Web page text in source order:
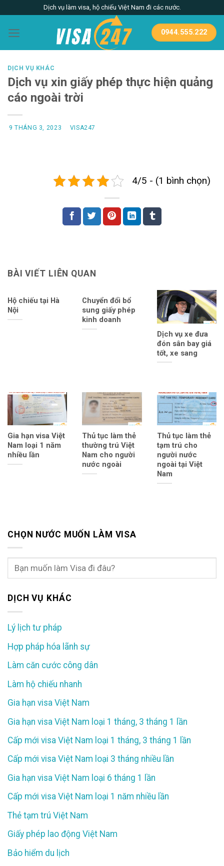
content
Dịch vụ làm visa, hộ chiếu Việt Nam đi các nước.
0944.555.222
DỊCH VỤ KHÁC
Dịch vụ xin giấy phép thực hiện quảng
cáo ngoài trời
9 THÁNG 3, 2023 VISA247
4/5 - (1 bình chọn)
BÀI VIẾT LIÊN QUAN
Hộ chiếu tại Hà
Nội
Chuyển đổi bổ
sung giấy phép
kinh doanh
Dịch vụ xe đưa
đón sân bay giá
tốt, xe sang
Gia hạn visa Việt
Nam loại 1 năm
nhiều lần
Thủ tục làm thẻ
thường trú Việt
Nam cho người
nước ngoài
Thủ tục làm thẻ
tạm trú cho
người nước
ngoài tại Việt
Nam
CHỌN NƯỚC MUỐN LÀM VISA
DỊCH VỤ KHÁC
Lý lịch tư pháp
Hợp pháp hóa lãnh sự
Làm căn cước công dân
Làm hộ chiếu nhanh
Gia hạn visa Việt Nam
Gia hạn visa Việt Nam loại 1 tháng, 3 tháng 1 lần
Cấp mới visa Việt Nam loại 1 tháng, 3 tháng 1 lần
Cấp mới visa Việt Nam loại 3 tháng nhiều lần
Gia hạn visa Việt Nam loại 6 tháng 1 lần
Cấp mới visa Việt Nam loại 1 năm nhiều lần
Thẻ tạm trú Việt Nam
Giấy phép lao động Việt Nam
Bảo hiểm du lịch